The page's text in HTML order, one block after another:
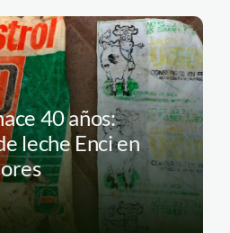
40 años:
leche Enci en